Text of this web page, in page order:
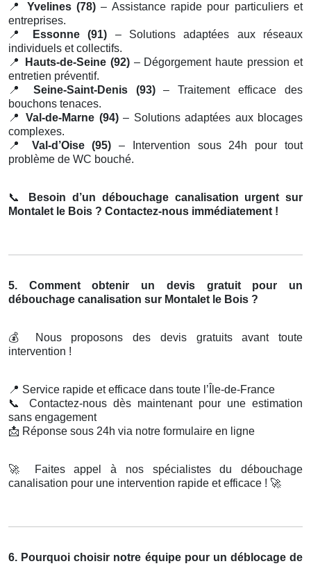
📍
Yvelines (78) – Assistance rapide pour particuliers et
entreprises.
📍
Essonne (91) – Solutions adaptées aux réseaux
individuels et collectifs.
📍
Hauts-de-Seine (92)– Dégorgement haute pression et
entretien préventif.
📍
Seine-Saint-Denis (93)– Traitement efficace des
bouchons tenaces.
📍
Val-de-Marne (94)– Solutions adaptées aux blocages
complexes.
📍
Val-d’Oise (95) – Intervention sous 24h pour tout
problème de WC bouché.
📞
Besoin d’un débouchage canalisation urgent sur
Montalet le Bois ? Contactez-nous immédiatement !
5. Comment obtenir un devis gratuit pour un
débouchage canalisation sur Montalet le Bois ?
💰
Nous proposons des devis gratuits avant toute
intervention !
📍 Service rapide et efficace dans toute l’Île-de-France
📞
Contactez-nous dès maintenant pour une estimation
sans engagement
📩 Réponse sous 24h via notre formulaire en ligne
🚀
Faites appel à nos spécialistes du débouchage
canalisation pour une intervention rapide et efficace ! 🚀
6. Pourquoi choisir notre équipe pour un déblocage de